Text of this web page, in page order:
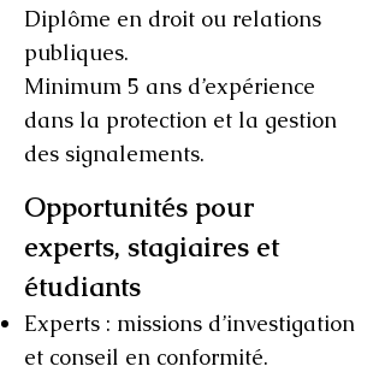
Diplôme en droit ou relations
publiques.
Minimum 5 ans d’expérience
dans la protection et la gestion
des signalements.
Opportunités pour
experts, stagiaires et
étudiants
Experts : missions d’investigation
et conseil en conformité.